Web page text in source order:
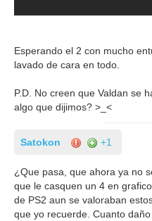
Esperando el 2 con mucho
lavado de cara en todo.
P.D. No creen que Valdan se
algo que dijimos? >_<
Satokon +1
¿Que pasa, que ahora ya no
que le casquen un 4 en
de PS2 aun se valoraban
que yo recuerde. Cuanto